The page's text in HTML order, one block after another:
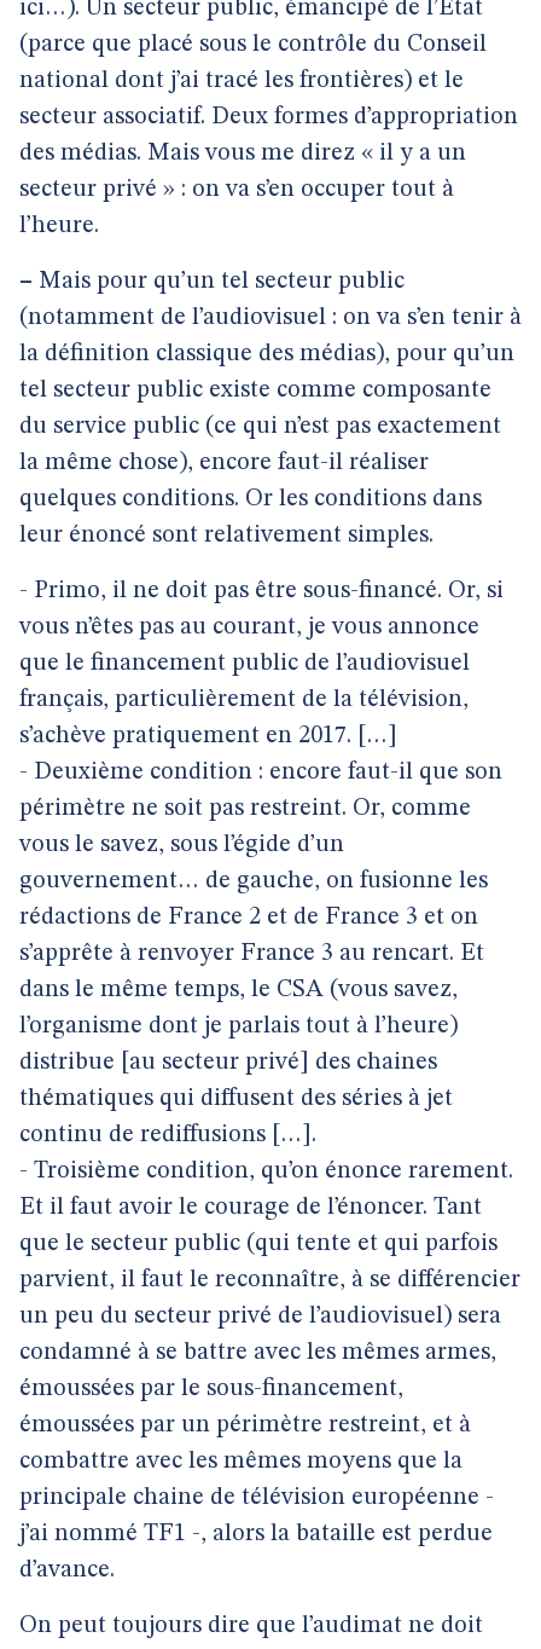
ici…). Un secteur public, émancipé de l’État
(parce que placé sous le contrôle du Conseil
national dont j’ai tracé les frontières) et le
secteur associatif. Deux formes d’appropriation
des médias. Mais vous me direz « il y a un
secteur privé » : on va s’en occuper tout à
l’heure.
– Mais pour qu’un tel secteur public
(notamment de l’audiovisuel : on va s’en tenir à
la définition classique des médias), pour qu’un
tel secteur public existe comme composante
du service public (ce qui n’est pas exactement
la même chose), encore faut-il réaliser
quelques conditions. Or les conditions dans
leur énoncé sont relativement simples.
- Primo, il ne doit pas être sous-financé. Or, si
vous n’êtes pas au courant, je vous annonce
que le financement public de l’audiovisuel
français, particulièrement de la télévision,
s’achève pratiquement en 2017. […]
- Deuxième condition : encore faut-il que son
périmètre ne soit pas restreint. Or, comme
vous le savez, sous l’égide d’un
gouvernement… de gauche, on fusionne les
rédactions de France 2 et de France 3 et on
s’apprête à renvoyer France 3 au rencart. Et
dans le même temps, le CSA (vous savez,
l’organisme dont je parlais tout à l’heure)
distribue [au secteur privé] des chaines
thématiques qui diffusent des séries à jet
continu de rediffusions […].
- Troisième condition, qu’on énonce rarement.
Et il faut avoir le courage de l’énoncer. Tant
que le secteur public (qui tente et qui parfois
parvient, il faut le reconnaître, à se différencier
un peu du secteur privé de l’audiovisuel) sera
condamné à se battre avec les mêmes armes,
émoussées par le sous-financement,
émoussées par un périmètre restreint, et à
combattre avec les mêmes moyens que la
principale chaine de télévision européenne -
j’ai nommé TF1 -, alors la bataille est perdue
d’avance.
On peut toujours dire que l’audimat ne doit